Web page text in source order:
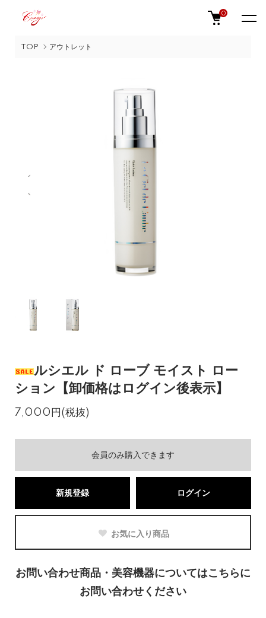
0
TOP アウトレット
ルシエル ド ローブ モイスト ロー
ション【卸価格はログイン後表示】
7,000円(税抜)
会員のみ購入できます
新規登録 ログイン
お気に入り商品
お問い合わせ商品・美容機器についてはこちらに
お問い合わせください